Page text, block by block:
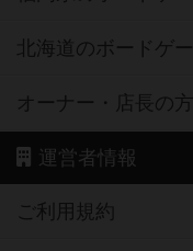
北海道のボードゲ
オーナー・店長の
運営者情報
ご利用規約